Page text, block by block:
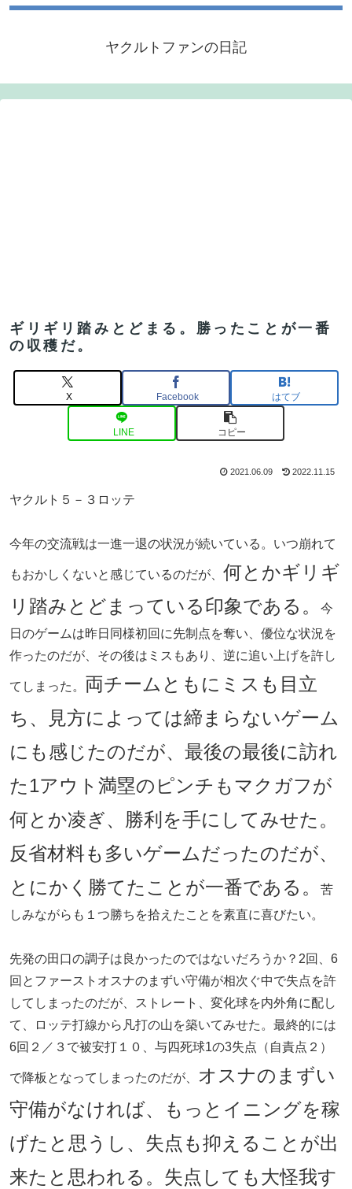
ヤクルトファンの日記
ギリギリ踏みとどまる。勝ったことが一番
の収穫だ。
X Facebook はてブ
LINE コピー
2021.06.09 2022.11.15
ヤクルト５－３ロッテ
今年の交流戦は一進一退の状況が続いている。いつ崩れて
もおかしくないと感じているのだが、 何とかギリギ
リ踏みとどまっている印象である。
今
日のゲームは昨日同様初回に先制点を奪い、優位な状況を
作ったのだが、その後はミスもあり、逆に追い上げを許し
てしまった。 両チームともにミスも目立
ち、見方によっては締まらないゲーム
にも感じたのだが、最後の最後に訪れ
た1アウト満塁のピンチもマクガフが
何とか凌ぎ、勝利を手にしてみせた。
反省材料も多いゲームだったのだが、
とにかく勝てたことが一番である。
苦
しみながらも１つ勝ちを拾えたことを素直に喜びたい。
先発の田口の調子は良かったのではないだろうか？2回、6
回とファーストオスナのまずい守備が相次ぐ中で失点を許
してしまったのだが、ストレート、変化球を内外角に配し
て、ロッテ打線から凡打の山を築いてみせた。最終的には
6回２／３で被安打１０、与四死球1の3失点（自責点２）
で降板となってしまったのだが、 オスナのまずい
守備がなければ、もっとイニングを稼
げたと思うし、失点も抑えることが出
来たと思われる。失点しても大怪我す